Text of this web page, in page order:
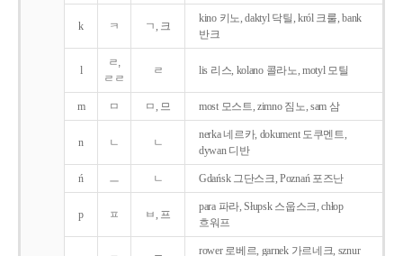
k ㅋ ㄱ, 크
kino 키노, daktyl 닥틸, król 크룰, bank
반크
l
ㄹ,
ㄹㄹ
ㄹ lis 리스, kolano 콜라노, motyl 모틸
m ㅁ ㅁ, 므 most 모스트, zimno 짐노, sam 삼
n ㄴ ㄴ
nerka 네르카, dokument 도쿠멘트,
dywan 디반
ń ㅡ ㄴ Gdańsk 그단스크, Poznań 포즈난
p ㅍ ㅂ, 프
para 파라, Słupsk 스웁스크, chłop
흐워프
rower 로베르, garnek 가르네크, sznur